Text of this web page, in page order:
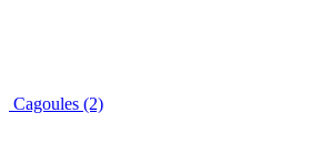
Cagoules (2)